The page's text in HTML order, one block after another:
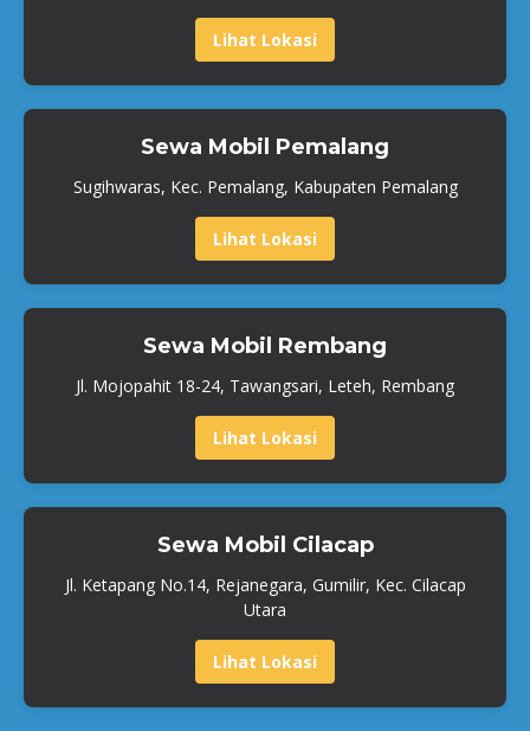
Lihat Lokasi
Sewa Mobil Pemalang
Sugihwaras, Kec. Pemalang, Kabupaten Pemalang
Lihat Lokasi
Sewa Mobil Rembang
Jl. Mojopahit 18-24, Tawangsari, Leteh, Rembang
Lihat Lokasi
Sewa Mobil Cilacap
Jl. Ketapang No.14, Rejanegara, Gumilir, Kec. Cilacap
Utara
Lihat Lokasi